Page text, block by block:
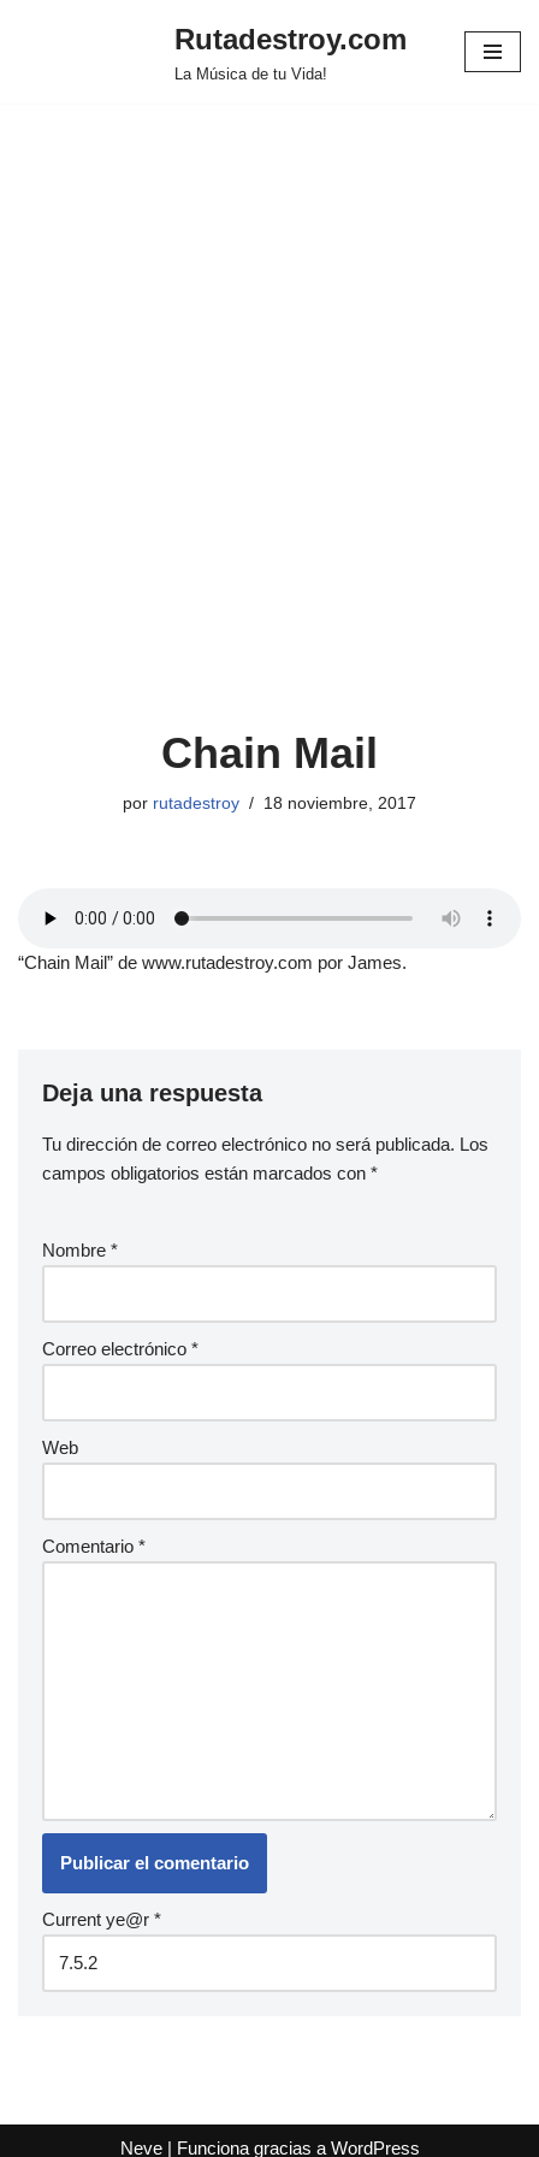
Rutadestroy.com
La Música de tu Vida!
Chain Mail
por rutadestroy 18 noviembre, 2017
“Chain Mail” de www.rutadestroy.com por James.
Deja una respuesta
Tu dirección de correo electrónico no será publicada. Los
campos obligatorios están marcados con *
Nombre *
Correo electrónico *
Web
Comentario *
Current ye@r *
Neve| Funciona gracias a WordPress